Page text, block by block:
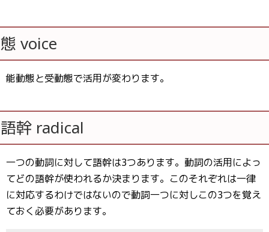
態 voice
能動態と受動態で活用が変わります。
語幹 radical
一つの動詞に対して語幹は3つあります。動詞の活用によっ
てどの語幹が使われるか決まります。このそれぞれは一律
に対応するわけではないので動詞一つに対しこの3つを覚え
ておく必要があります。